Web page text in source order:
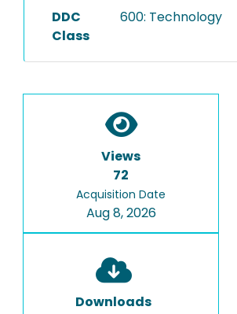
DDC
Class
600: Technology
Views
72
Acquisition Date
Aug 8, 2026
Downloads